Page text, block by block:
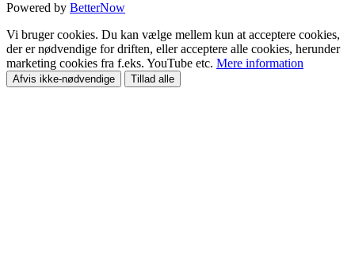
Powered by BetterNow
Vi bruger cookies. Du kan vælge mellem kun at acceptere cookies,
der er nødvendige for driften, eller acceptere alle cookies, herunder
marketing cookies fra f.eks. YouTube etc. Mere information
Afvis ikke-nødvendige Tillad alle